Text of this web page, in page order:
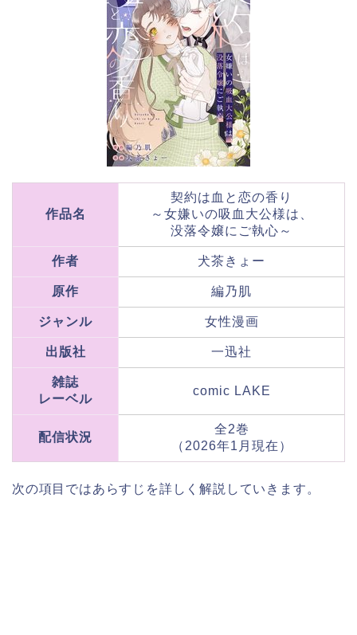
作品名
契約は血と恋の香り
～女嫌いの吸血大公様は、
没落令嬢にご執心～
作者 犬茶きょー
原作 編乃肌
ジャンル 女性漫画
出版社 一迅社
雑誌
レーベル
comic LAKE
配信状況
全2巻
（2026年1月現在）
次の項目ではあらすじを詳しく解説していきます。